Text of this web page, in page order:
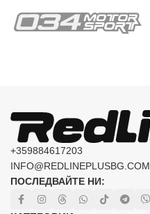
+359884617203
INFO@REDLINEPLUSBG.COM
ПОСЛЕДВАЙТЕ НИ: